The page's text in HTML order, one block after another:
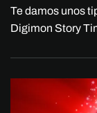
Te damos unos
Digimon Story